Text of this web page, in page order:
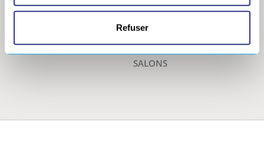
Refuser
TÉMOIGNAGES ET
RÉFÉRENCES
SUCCESS STORIES
SALONS